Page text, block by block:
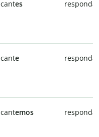
cantes respond
cante responda
cantemos respond